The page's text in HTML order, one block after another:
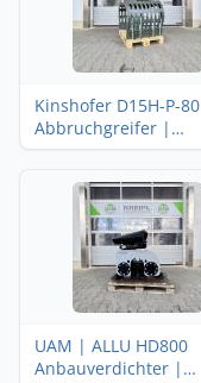
Kinshofer D15H-P-80
Abbruchgreifer |
Sortiergreifer 10-15t
UAM | ALLU HD800
Anbauverdichter |